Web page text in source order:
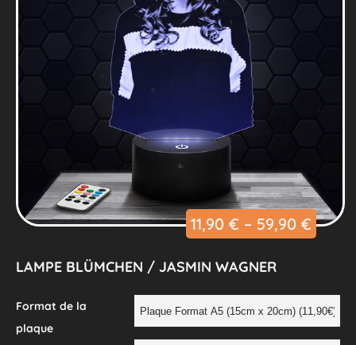
11,90 € – 59,90 €
LAMPE BLÜMCHEN / JASMIN WAGNER
Format de la
plaque